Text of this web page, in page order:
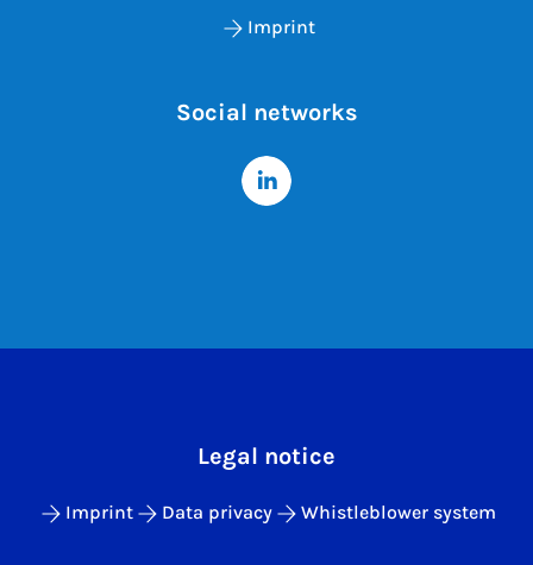
Imprint
Social networks
Legal notice
Imprint Data privacy Whistleblower system